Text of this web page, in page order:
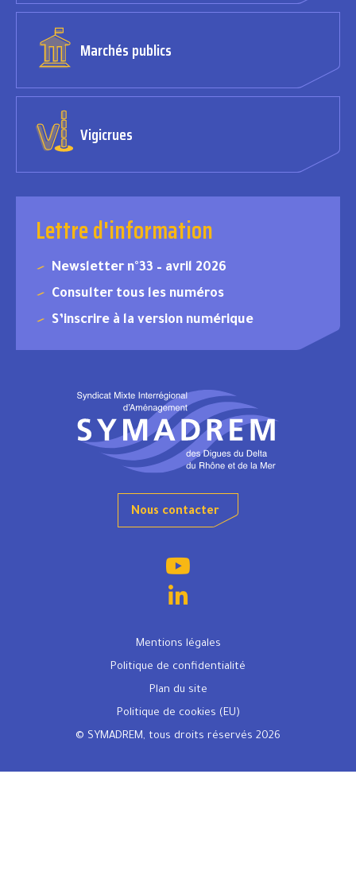
Marchés publics
Vigicrues
Lettre d'information
Newsletter n°33 – avril 2026
Consulter tous les numéros
S’inscrire à la version numérique
Nous contacter
Mentions légales
Politique de confidentialité
Plan du site
Politique de cookies (EU)
© SYMADREM, tous droits réservés 2026